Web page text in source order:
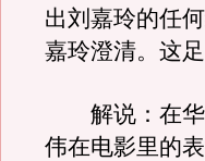
出刘嘉玲的任
嘉玲澄清。这
解说：在华
伟在电影里的